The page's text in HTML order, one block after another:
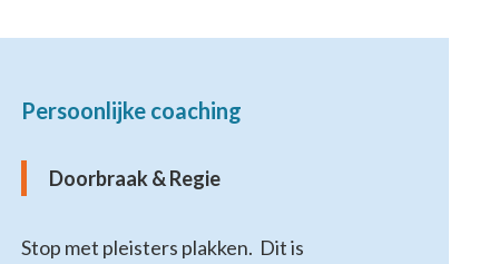
Persoonlijke coaching
Doorbraak & Regie
Stop met pleisters plakken. Dit is